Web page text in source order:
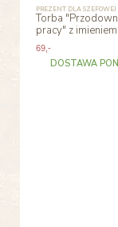
PREZENT DLA SZEFOWEJ
Torba
pracy" z imieniem
69,-
DOSTAWA